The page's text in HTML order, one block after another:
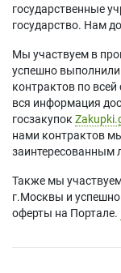
государственные
государство. Нам
Мы участвуем в
успешно выполнили
контрактов по
вся информация
госзакупок
нами контрактов
заинтересованным
Также мы
г.Москвы и
оферты на Портале.